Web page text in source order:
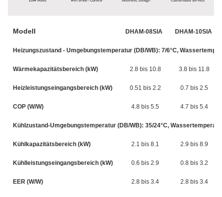
Modell DHAM-08SIA DHAM-10SIA
Heizungszustand - Umgebungstemperatur (DB/WB): 7/6°C,
Wärmekapazitätsbereich (kW) 2.8 bis 10.8 3.8 bis 11.8
Heizleistungseingangsbereich (kW) 0.51 bis 2.2 0.7 bis 2.5
COP (W/W) 4.8 bis 5.5 4.7 bis 5.4
Kühlzustand-Umgebungstemperatur (DB/WB): 35/24°C,
Kühlkapazitätsbereich (kW) 2.1 bis 8.1 2.9 bis 8.9
Kühlleistungseingangsbereich (kW) 0.6 bis 2.9 0.8 bis 3.2
EER (W/W) 2.8 bis 3.4 2.8 bis 3.4